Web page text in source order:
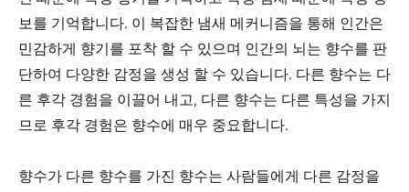
보를 기억합니다. 이 복잡한 냄새 메커니즘을 통해 인간은
민감하게 향기를 포착 할 수 있으며 인간의 뇌는 향수를 판
단하여 다양한 감정을 생성 할 수 있습니다. 다른 향수는 다
른 후각 경험을 이끌어 내고, 다른 향수는 다른 특성을 가지
므로 후각 경험은 향수에 매우 중요합니다.
향수가 다른 향수를 가진 향수는 사람들에게 다른 감정을